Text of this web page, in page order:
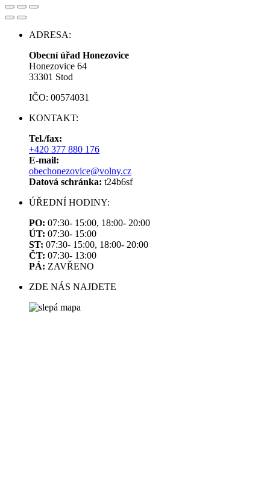
ADRESA:
Obecní úřad Honezovice
Honezovice 64
33301 Stod
IČO: 00574031
KONTAKT:
Tel./fax:
+420 377 880 176
E-mail:
obechonezovice@volny.cz
Datová schránka: t24b6sf
ÚŘEDNÍ HODINY:
PO: 07:30- 15:00, 18:00- 20:00
ÚT: 07:30- 15:00
ST: 07:30- 15:00, 18:00- 20:00
ČT: 07:30- 13:00
PÁ: ZAVŘENO
ZDE NÁS NAJDETE